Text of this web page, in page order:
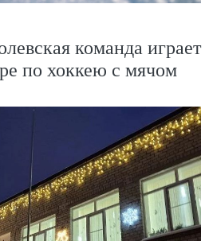
команда играет
по хоккею с мячом